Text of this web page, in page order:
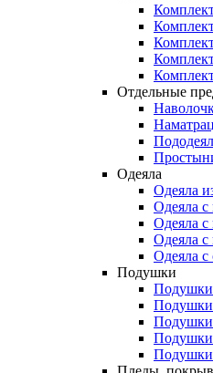
Отдельные
Одеяла
Одеяла
Одеяла с
Одеяла с
Одеяла
Одеяла с
Подушки
Подушки
Подушки
Подушки
Подушки
Подушки